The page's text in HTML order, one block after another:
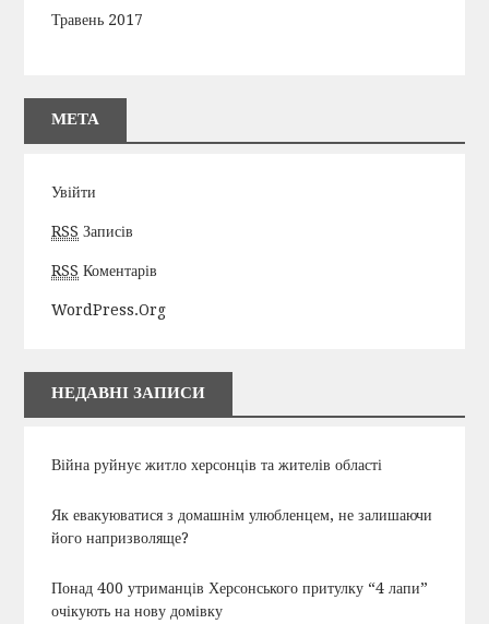
Травень 2017
МЕТА
Увійти
RSS Записів
RSS Коментарів
WordPress.org
НЕДАВНІ ЗАПИСИ
Війна руйнує житло херсонців та жителів області
Як евакуюватися з домашнім улюбленцем, не залишаючи
його напризволяще?
Понад 400 утриманців Херсонського притулку “4 лапи”
очікують на нову домівку